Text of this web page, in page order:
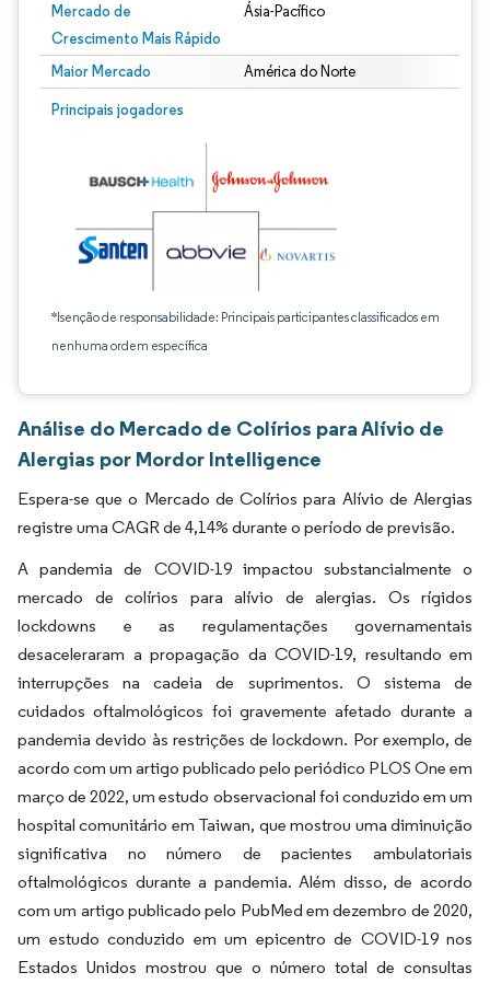
Mercado de
Crescimento Mais Rápido
Ásia-Pacífico
Maior Mercado América do Norte
Principais jogadores
*Isenção de responsabilidade: Principais participantes classificados em
nenhuma ordem específica
Análise do Mercado de Colírios para Alívio de
Alergias por Mordor Intelligence
Espera-se que o Mercado de Colírios para Alívio de Alergias
registre uma CAGR de 4,14% durante o período de previsão.
A pandemia de COVID-19 impactou substancialmente o
mercado de colírios para alívio de alergias. Os rígidos
lockdowns e as regulamentações governamentais
desaceleraram a propagação da COVID-19, resultando em
interrupções na cadeia de suprimentos. O sistema de
cuidados oftalmológicos foi gravemente afetado durante a
pandemia devido às restrições de lockdown. Por exemplo, de
acordo com um artigo publicado pelo periódico PLOS One em
março de 2022, um estudo observacional foi conduzido em um
hospital comunitário em Taiwan, que mostrou uma diminuição
significativa no número de pacientes ambulatoriais
oftalmológicos durante a pandemia. Além disso, de acordo
com um artigo publicado pelo PubMed em dezembro de 2020,
um estudo conduzido em um epicentro de COVID-19 nos
Estados Unidos mostrou que o número total de consultas